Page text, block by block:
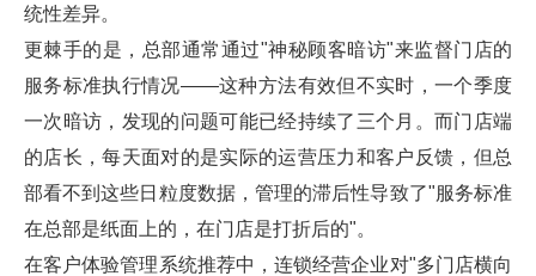
统性差异。
更棘手的是，总部通常通过"神秘顾客暗访"来监督门店的
服务标准执行情况——这种方法有效但不实时，一个季度
一次暗访，发现的问题可能已经持续了三个月。而门店端
的店长，每天面对的是实际的运营压力和客户反馈，但总
部看不到这些日粒度数据，管理的滞后性导致了"服务标准
在总部是纸面上的，在门店是打折后的"。
在客户体验管理系统推荐中，连锁经营企业对"多门店横向